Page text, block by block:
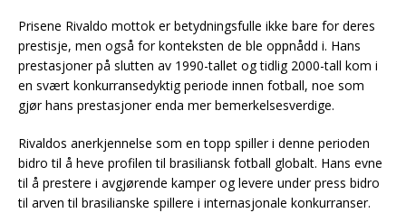
Prisene Rivaldo mottok er betydningsfulle ikke bare for deres
prestisje, men også for konteksten de ble oppnådd i. Hans
prestasjoner på slutten av 1990-tallet og tidlig 2000-tall kom i
en svært konkurransedyktig periode innen fotball, noe som
gjør hans prestasjoner enda mer bemerkelsesverdige.
Rivaldos anerkjennelse som en topp spiller i denne perioden
bidro til å heve profilen til brasiliansk fotball globalt. Hans evne
til å prestere i avgjørende kamper og levere under press bidro
til arven til brasilianske spillere i internasjonale konkurranser.